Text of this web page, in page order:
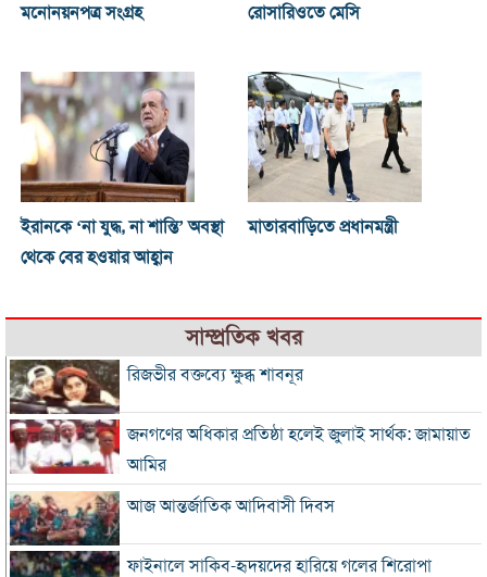
মনোনয়নপত্র সংগ্রহ
রোসারিওতে মেসি
ইরানকে ‘না যুদ্ধ, না শান্তি’ অবস্থা
থেকে বের হওয়ার আহ্বান
মাতারবাড়িতে প্রধানমন্ত্রী
সাম্প্রতিক খবর
রিজভীর বক্তব্যে ক্ষুব্ধ শাবনূর
জনগণের অধিকার প্রতিষ্ঠা হলেই জুলাই সার্থক: জামায়াত
আমির
আজ আন্তর্জাতিক আদিবাসী দিবস
ফাইনালে সাকিব-হৃদয়দের হারিয়ে গলের শিরোপা